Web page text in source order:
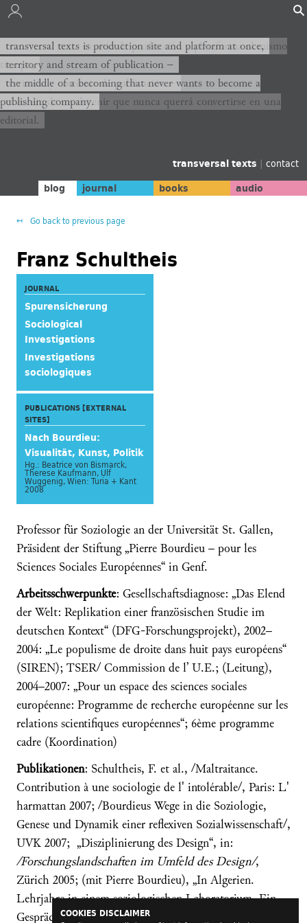
COOKIES DISCLAIMER
transversal texts es sitio de producción y plataforma al mismo
tiempo,
territorio y corriente de publicación −
el medio de un devenir que nunca querrá convertirse en una
editorial.
transversal texts is production site and platform at once,
territory and stream of publication −
the middle of a becoming that never wants to become a
publishing company.
transversal texts | contact
blog journal books audio
Go back to previous page
Franz Schultheis
JOURNAL
Spurensicherung
Sociological
Investigations
Investigations
sociologiques
PUBLICATIONS [EXTERNAL
SITES]
Nach Bourdieu:
Visualität, Kunst, Politik
Hg.: Beatrice von Bismarck,
Therese Kaufmann, Ulf
Wuggenig, Wien: Turia + Kant
2008
Professor für Soziologie an der Universität St. Gallen,
Präsident der Stiftung „Pierre Bourdieu – pour les
Sciences Sociales Européennes“ in Genf.
Arbeitsschwerpunkte: Gesellschaftsdiagnose: „Das Elend
der Welt: Replikation einer französischen Studie im
deutschen Kontext“ (DFG-Forschungsprojekt), 2002–
2004: „Le populisme de droite dans huit pays européens“
(SIREN); TSER/ Commission de l’ U.E.; (Leitung),
2004–2007: „Pour un espace des sciences sociales
européenne: Programme de recherche européenne sur les
relations scientifiques européennes“; 6ème programme
cadre (Koordination)
Publikationen: Schultheis, F. et al., /Maltraitance.
Contribution à une sociologie de l' intolérable/, Paris: L'
harmattan 2007; /Bourdieus Wege in die Soziologie,
Genese und Dynamik einer reflexiven Sozialwissenschaft/,
UVK 2007; „Disziplinierung des Design“, in:
/Forschungslandschaften im Umfeld des Design/,
Zürich 2005; (mit Pierre Bourdieu), „In Algerien.
Lehrjahre in einem soziologischen Laboratorium. Ein
Gespräch“, in: /Mittelweg 36/, 3/2006.